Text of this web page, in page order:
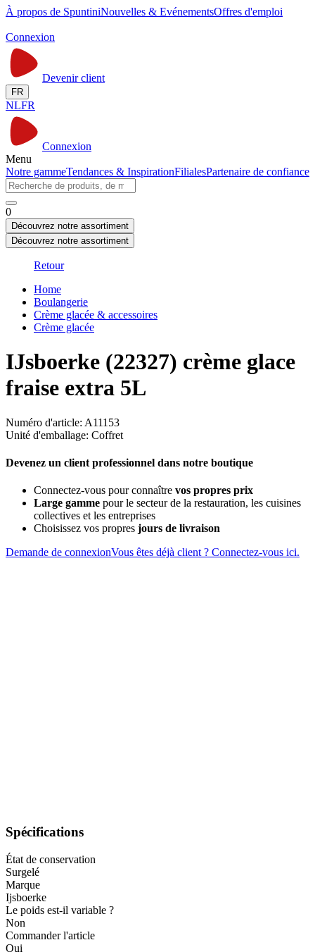
À propos de SpuntiniNouvelles & EvénementsOffres d'emploi
Connexion
Devenir client
FR
NLFR
Connexion
Menu
Notre gammeTendances & InspirationFilialesPartenaire de confiance
0
Découvrez notre assortiment
Découvrez notre assortiment
Retour
Home
Boulangerie
Crème glacée & accessoires
Crème glacée
IJsboerke (22327) crème glace
fraise extra 5L
Numéro d'article: A11153
Unité d'emballage: Coffret
Devenez un client professionnel dans notre boutique
Connectez-vous pour connaître vos propres prix
Large gamme pour le secteur de la restauration, les cuisines
collectives et les entreprises
Choisissez vos propres jours de livraison
Demande de connexionVous êtes déjà client ? Connectez-vous ici.
Spécifications
État de conservation
Surgelé
Marque
Ijsboerke
Le poids est-il variable ?
Non
Commander l'article
Oui